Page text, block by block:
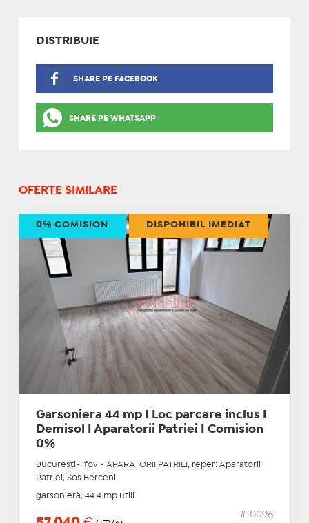
DISTRIBUIE
SHARE PE FACEBOOK
SHARE PE WHATSAPP
OFERTE SIMILARE
Garsoniera 44 mp I Loc parcare inclus I
Demisol I Aparatorii Patriei I Comision
0%
Bucuresti-Ilfov - APARATORII PATRIEI, reper: Aparatorii
Patriei, Sos Berceni
garsonieră, 44.4 mp utili
#100961
0% COMISION DISPONIBIL IMEDIAT